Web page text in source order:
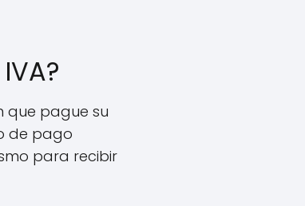
que pague su
de pago
para recibir